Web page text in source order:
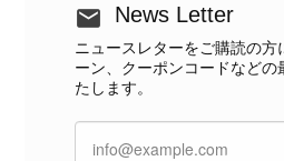
News Letter
ニュースレターをご購読の方
ーン、クーポンコードなどの
たします。